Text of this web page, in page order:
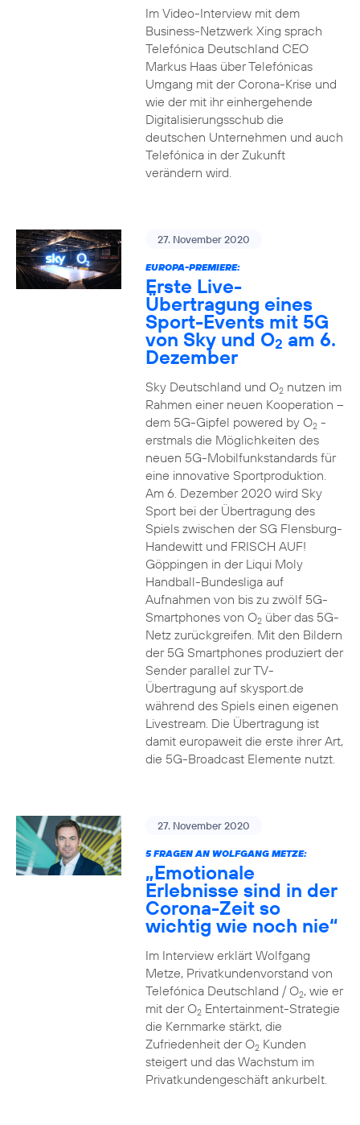
Im Video-Interview mit dem
Business-Netzwerk Xing sprach
Telefónica Deutschland CEO
Markus Haas über Telefónicas
Umgang mit der Corona-Krise und
wie der mit ihr einhergehende
Digitalisierungsschub die
deutschen Unternehmen und auch
Telefónica in der Zukunft
verändern wird.
27. November 2020
EUROPA-PREMIERE:
Erste Live-
Übertragung eines
Sport-Events mit 5G
von Sky und O2 am 6.
Dezember
Sky Deutschland und O2nutzen im
Rahmen einer neuen Kooperation –
dem 5G-Gipfel powered by O2-
erstmals die Möglichkeiten des
neuen 5G-Mobilfunkstandards für
eine innovative Sportproduktion.
Am 6. Dezember 2020 wird Sky
Sport bei der Übertragung des
Spiels zwischen der SG Flensburg-
Handewitt und FRISCH AUF!
Göppingen in der Liqui Moly
Handball-Bundesliga auf
Aufnahmen von bis zu zwölf 5G-
Smartphones von O2über das 5G-
Netz zurückgreifen. Mit den Bildern
der 5G Smartphones produziert der
Sender parallel zur TV-
Übertragung auf skysport.de
während des Spiels einen eigenen
Livestream. Die Übertragung ist
damit europaweit die erste ihrer Art,
die 5G-Broadcast Elemente nutzt.
27. November 2020
5 FRAGEN AN WOLFGANG METZE:
„Emotionale
Erlebnisse sind in der
Corona-Zeit so
wichtig wie noch nie“
Im Interview erklärt Wolfgang
Metze, Privatkundenvorstand von
Telefónica Deutschland / O2, wie er
mit der O2Entertainment-Strategie
die Kernmarke stärkt, die
Zufriedenheit der O2Kunden
steigert und das Wachstum im
Privatkundengeschäft ankurbelt.